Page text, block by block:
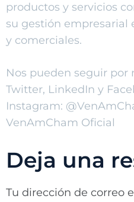
productos y servicios
su gestión empresarial
y comerciales.
Nos pueden seguir por
Twitter, LinkedIn y
Instagram:
VenAmCham Oficial
Deja una
Tu dirección de correo